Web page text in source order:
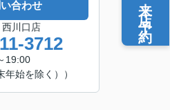
合わせ
川口店
3712
19:00
年始を除く））
来店予約